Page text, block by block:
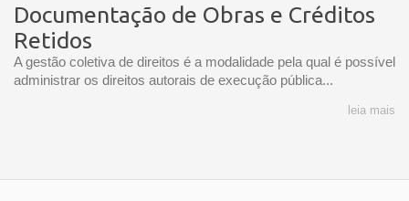
Documentação de Obras e Créditos
Retidos
A gestão coletiva de direitos é a modalidade pela qual é possível
administrar os direitos autorais de execução pública...
leia mais